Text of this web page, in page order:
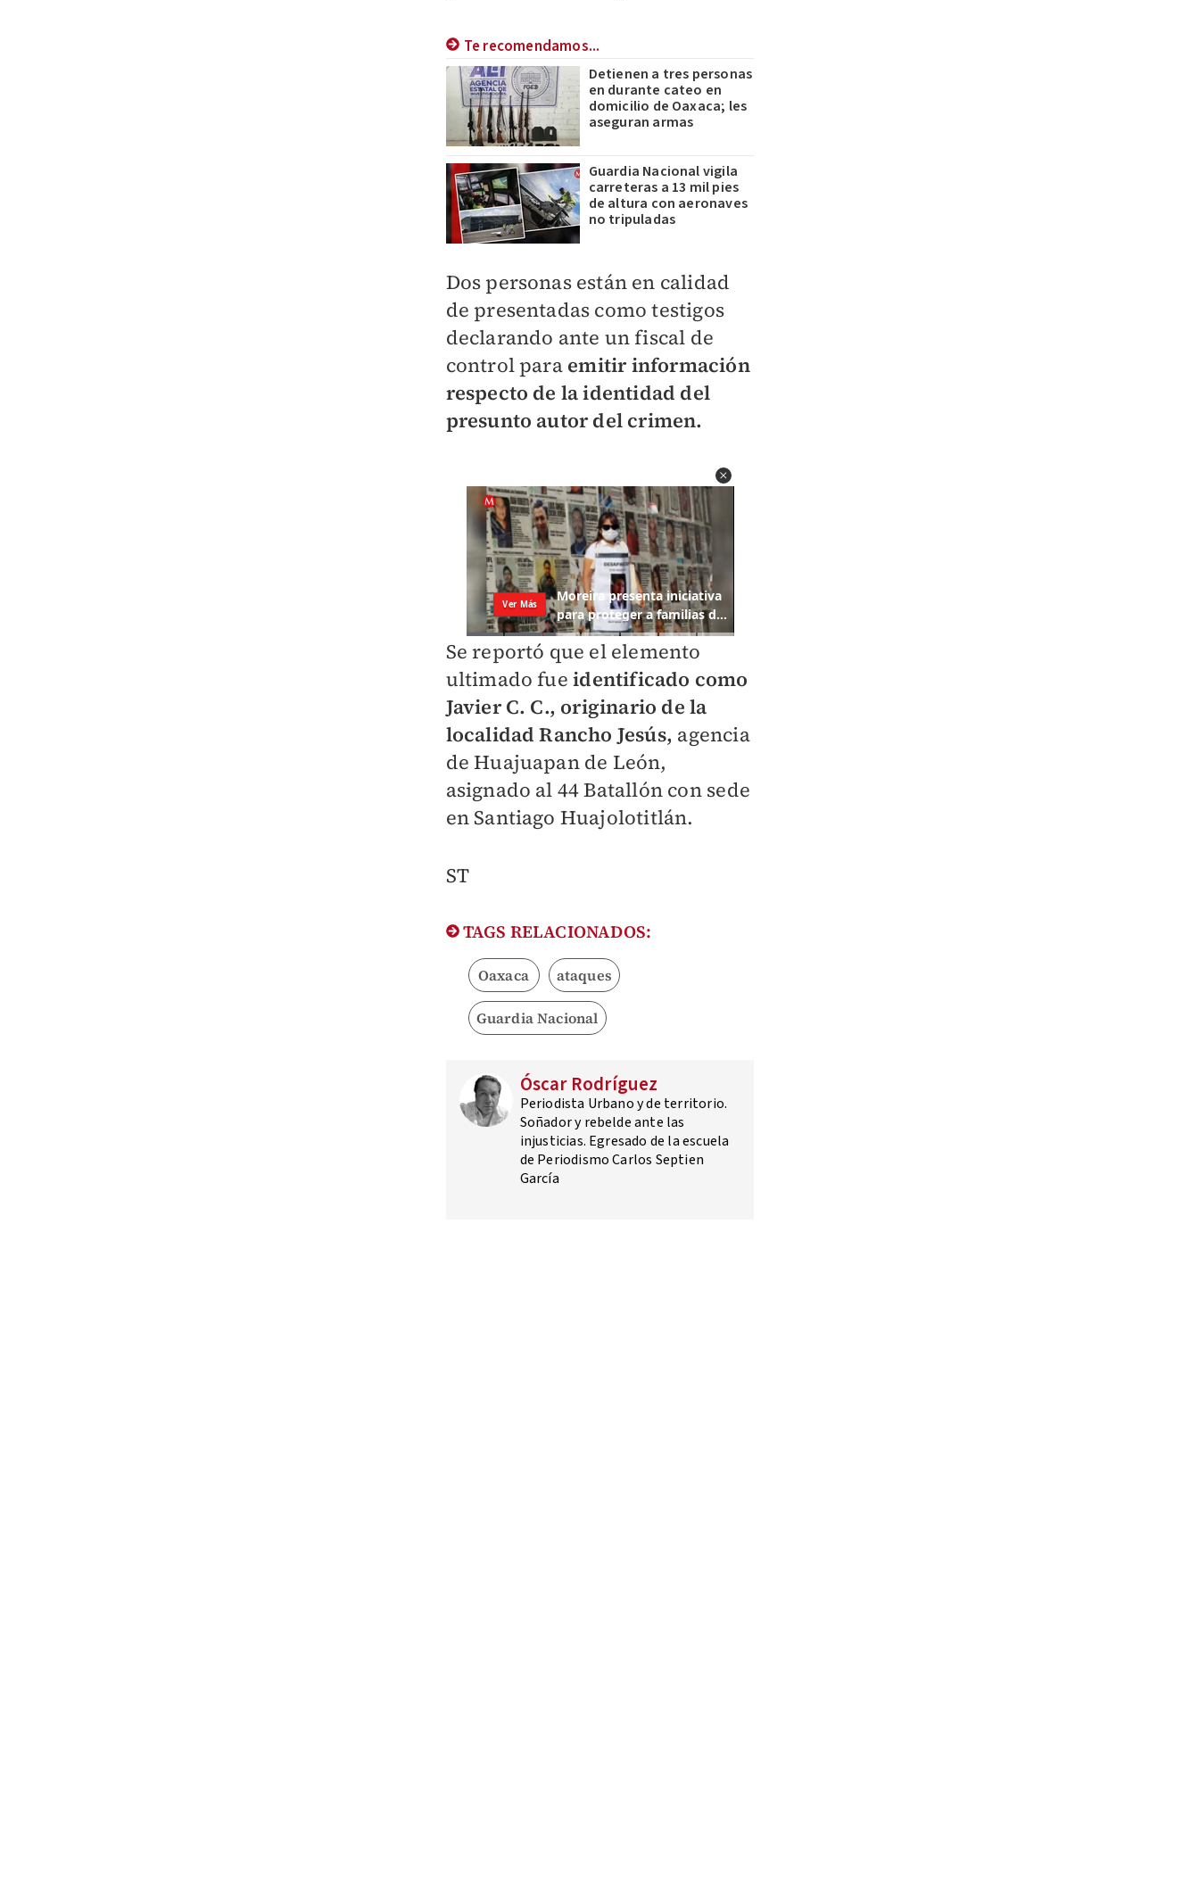
Te recomendamos...
Detienen a tres personas
en durante cateo en
domicilio de Oaxaca; les
aseguran armas
Guardia Nacional vigila
carreteras a 13 mil pies
de altura con aeronaves
no tripuladas
Dos personas están en calidad
de presentadas como testigos
declarando ante un fiscal de
control para emitir información
respecto de la identidad del
presunto autor del crimen.
Se reportó que el elemento
ultimado fue identificado como
Javier C. C., originario de la
localidad Rancho Jesús, agencia
de Huajuapan de León,
asignado al 44 Batallón con sede
en Santiago Huajolotitlán.
ST
TAGS RELACIONADOS:
Oaxaca ataques
Guardia Nacional
Óscar Rodríguez
Periodista Urbano y de territorio.
Soñador y rebelde ante las
injusticias. Egresado de la escuela
de Periodismo Carlos Septien
García